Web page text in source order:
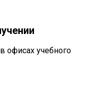
офисах учебного